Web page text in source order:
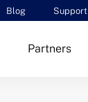
Blog Support
Partners